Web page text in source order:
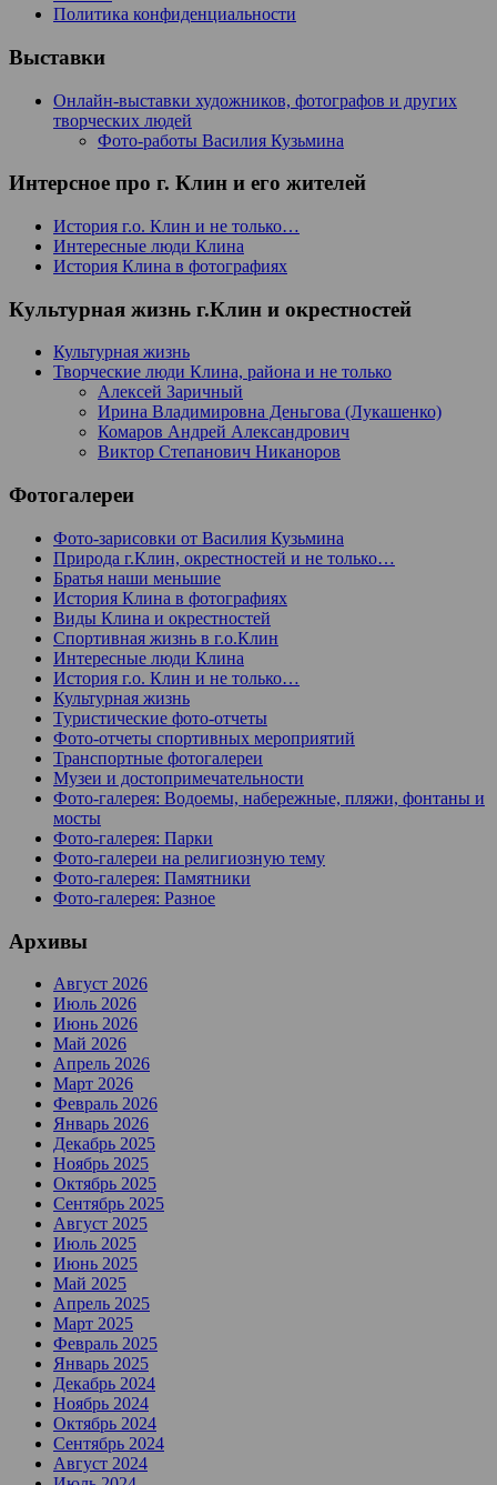
Политика конфиденциальности
Выставки
Онлайн-выставки художников, фотографов и других
творческих людей
Фото-работы Василия Кузьмина
Интерсное про г. Клин и его жителей
История г.о. Клин и не только…
Интересные люди Клина
История Клина в фотографиях
Культурная жизнь г.Клин и окрестностей
Культурная жизнь
Творческие люди Клина, района и не только
Алексей Заричный
Ирина Владимировна Деньгова (Лукашенко)
Комаров Андрей Александрович
Виктор Степанович Никаноров
Фотогалереи
Фото-зарисовки от Василия Кузьмина
Природа г.Клин, окрестностей и не только…
Братья наши меньшие
История Клина в фотографиях
Виды Клина и окрестностей
Спортивная жизнь в г.о.Клин
Интересные люди Клина
История г.о. Клин и не только…
Культурная жизнь
Туристические фото-отчеты
Фото-отчеты спортивных мероприятий
Транспортные фотогалереи
Музеи и достопримечательности
Фото-галерея: Водоемы, набережные, пляжи, фонтаны и
мосты
Фото-галерея: Парки
Фото-галереи на религиозную тему
Фото-галерея: Памятники
Фото-галерея: Разное
Архивы
Август 2026
Июль 2026
Июнь 2026
Май 2026
Апрель 2026
Март 2026
Февраль 2026
Январь 2026
Декабрь 2025
Ноябрь 2025
Октябрь 2025
Сентябрь 2025
Август 2025
Июль 2025
Июнь 2025
Май 2025
Апрель 2025
Март 2025
Февраль 2025
Январь 2025
Декабрь 2024
Ноябрь 2024
Октябрь 2024
Сентябрь 2024
Август 2024